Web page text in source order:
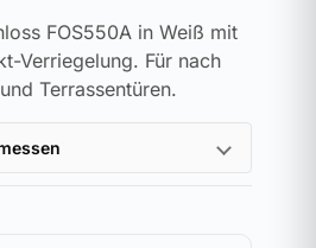
FOS550A in Weiß mit
Verriegelung. Für nach
Terrassentüren.